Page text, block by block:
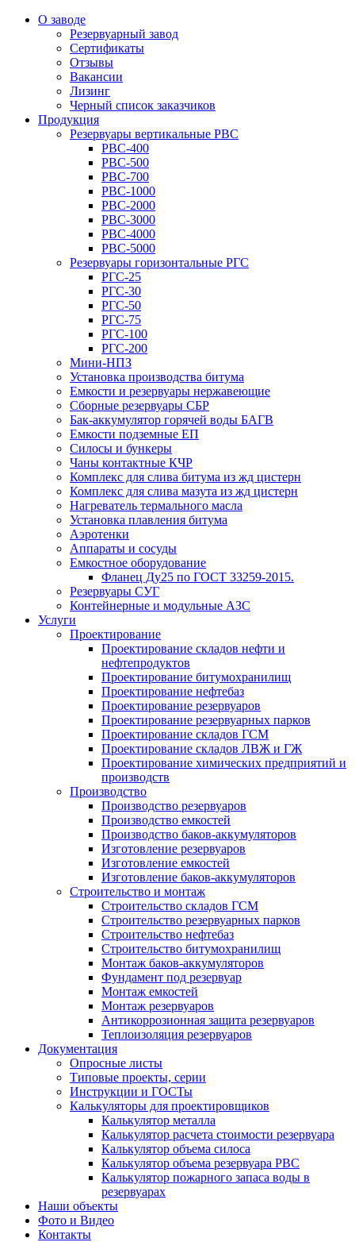
О заводе
Резервуарный завод
Сертификаты
Отзывы
Вакансии
Лизинг
Черный список заказчиков
Продукция
Резервуары вертикальные РВС
РВС-400
РВС-500
РВС-700
РВС-1000
РВС-2000
РВС-3000
РВС-4000
РВС-5000
Резервуары горизонтальные РГС
РГС-25
РГС-30
РГС-50
РГС-75
РГС-100
РГС-200
Мини-НПЗ
Установка производства битума
Емкости и резервуары нержавеющие
Сборные резервуары СБР
Бак-аккумулятор горячей воды БАГВ
Емкости подземные ЕП
Силосы и бункеры
Чаны контактные КЧР
Комплекс для слива битума из жд цистерн
Комплекс для слива мазута из жд цистерн
Нагреватель термального масла
Установка плавления битума
Аэротенки
Аппараты и сосуды
Емкостное оборудование
Фланец Ду25 по ГОСТ 33259-2015.
Резервуары СУГ
Контейнерные и модульные АЗС
Услуги
Проектирование
Проектирование складов нефти и
нефтепродуктов
Проектирование битумохранилищ
Проектирование нефтебаз
Проектирование резервуаров
Проектирование резервуарных парков
Проектирование складов ГСМ
Проектирование складов ЛВЖ и ГЖ
Проектирование химических предприятий и
производств
Производство
Производство резервуаров
Производство емкостей
Производство баков-аккумуляторов
Изготовление резервуаров
Изготовление емкостей
Изготовление баков-аккумуляторов
Строительство и монтаж
Строительство складов ГСМ
Строительство резервуарных парков
Строительство нефтебаз
Строительство битумохранилищ
Монтаж баков-аккумуляторов
Фундамент под резервуар
Монтаж емкостей
Монтаж резервуаров
Антикоррозионная защита резервуаров
Теплоизоляция резервуаров
Документация
Опросные листы
Типовые проекты, серии
Инструкции и ГОСТы
Калькуляторы для проектировщиков
Калькулятор металла
Калькулятор расчета стоимости резервуара
Калькулятор объема силоса
Калькулятор объема резервуара РВС
Калькулятор пожарного запаса воды в
резервуарах
Наши объекты
Фото и Видео
Контакты